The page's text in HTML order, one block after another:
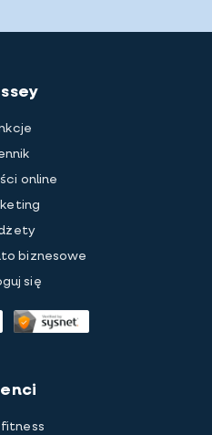
online
biznesowe
się
fitness